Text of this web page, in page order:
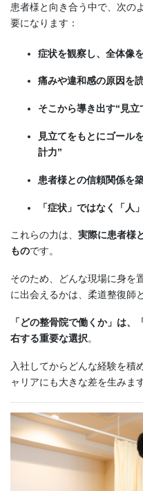
患者様と向き合う中で、次の
要になります：
症状を観察し、全体像
痛みや違和感の原因を
そこから導き出す“見
見立てをもとにゴール
計力”
患者様との信頼関係を
「症状」ではなく「人
これらの力は、 実際に患者様
ものです。
そのため、どんな現場に身を
に出会えるかは、柔道整復師
「どの整骨院で働くか」は
右する重要な選択。
入社してからどんな経験を積
ャリアにも大きな差を生みます